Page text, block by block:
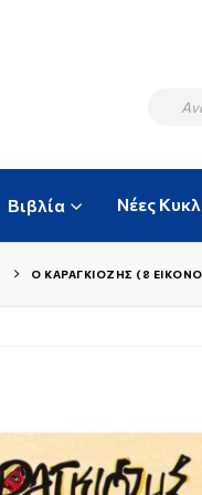
Βιβλία Νέες
Ο ΚΑΡΑΓΚΙΌΖΗΣ (8